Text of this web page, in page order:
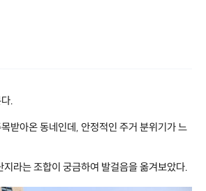
.
받아온 동네인데, 안정적인 주거 분위기가 느
라는 조합이 궁금하여 발걸음을 옮겨보았다.